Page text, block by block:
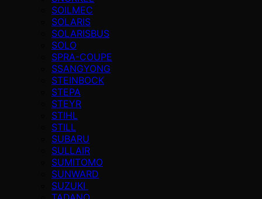
SOILMEC
SOLARIS
SOLARISBUS
SOLO
SPRA-COUPE
SSANGYONG
STEINBOCK
STEPA
STEYR
STIHL
STILL
SUBARU
SULLAIR
SUMITOMO
SUNWARD
SUZUKI